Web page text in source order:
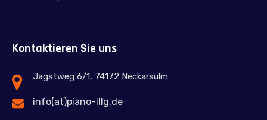
Kontaktieren Sie uns
Jagstweg 6/1, 74172 Neckarsulm
info(at)piano-illg.de